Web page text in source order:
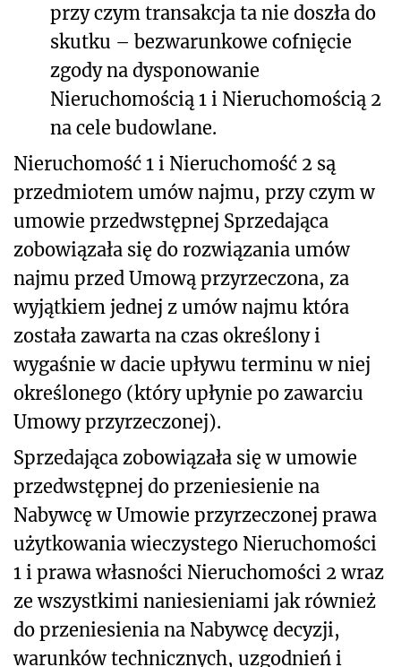
przy czym transakcja ta nie doszła do
skutku – bezwarunkowe cofnięcie
zgody na dysponowanie
Nieruchomością 1 i Nieruchomością 2
na cele budowlane.
Nieruchomość 1 i Nieruchomość 2 są
przedmiotem umów najmu, przy czym w
umowie przedwstępnej Sprzedająca
zobowiązała się do rozwiązania umów
najmu przed Umową przyrzeczona, za
wyjątkiem jednej z umów najmu która
została zawarta na czas określony i
wygaśnie w dacie upływu terminu w niej
określonego (który upłynie po zawarciu
Umowy przyrzeczonej).
Sprzedająca zobowiązała się w umowie
przedwstępnej do przeniesienie na
Nabywcę w Umowie przyrzeczonej prawa
użytkowania wieczystego Nieruchomości
1 i prawa własności Nieruchomości 2 wraz
ze wszystkimi naniesieniami jak również
do przeniesienia na Nabywcę decyzji,
warunków technicznych, uzgodnień i